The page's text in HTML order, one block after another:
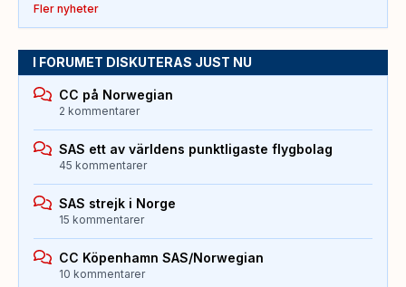
Fler nyheter
I FORUMET DISKUTERAS JUST NU
CC på Norwegian
2 kommentarer
SAS ett av världens punktligaste flygbolag
45 kommentarer
SAS strejk i Norge
15 kommentarer
CC Köpenhamn SAS/Norwegian
10 kommentarer